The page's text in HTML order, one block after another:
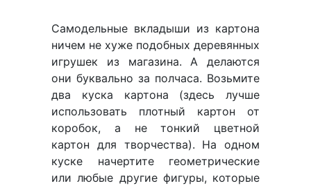
Самодельные вкладыши из картона
ничем не хуже подобных деревянных
игрушек из магазина. А делаются
они буквально за полчаса. Возьмите
два куска картона (здесь лучше
использовать плотный картон от
коробок, а не тонкий цветной
картон для творчества). На одном
куске начертите геометрические
или любые другие фигуры, которые